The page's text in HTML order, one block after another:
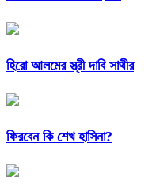
হিরো আলমের স্ত্রী দাবি সাথীর
ফিরবেন কি শেখ হাসিনা?